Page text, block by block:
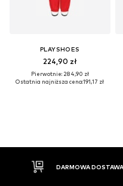
PLAYSHOES
224,90 zł
Pierwotnie: 284,90 zł
Ostatnia najniższa cena:191,17 zł
DARMOWA DOSTAWA*